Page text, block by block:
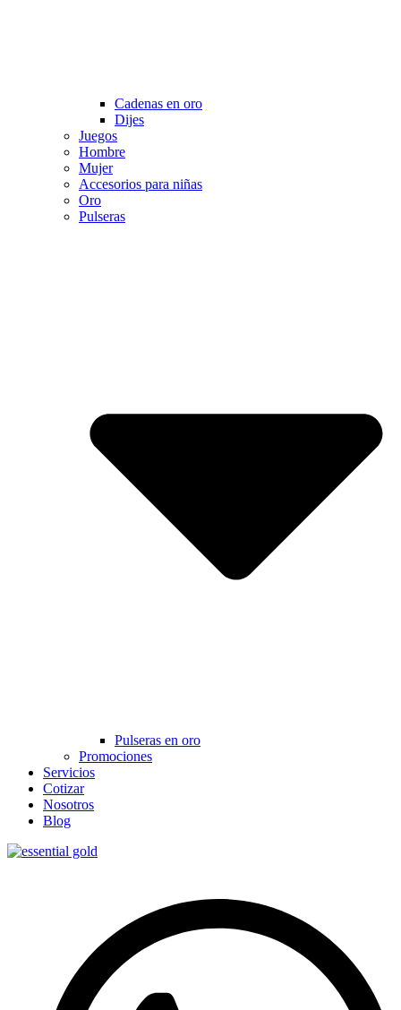
Cadenas en oro
Dijes
Juegos
Hombre
Mujer
Accesorios para niñas
Oro
Pulseras
Pulseras en oro
Promociones
Servicios
Cotizar
Nosotros
Blog